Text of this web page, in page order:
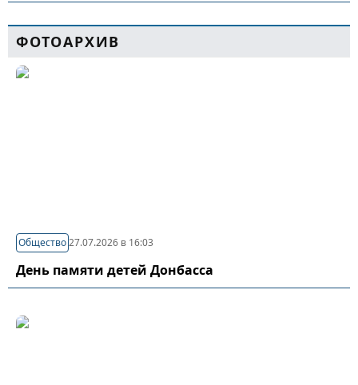
ФОТОАРХИВ
Общество27.07.2026 в 16:03
День памяти детей Донбасса